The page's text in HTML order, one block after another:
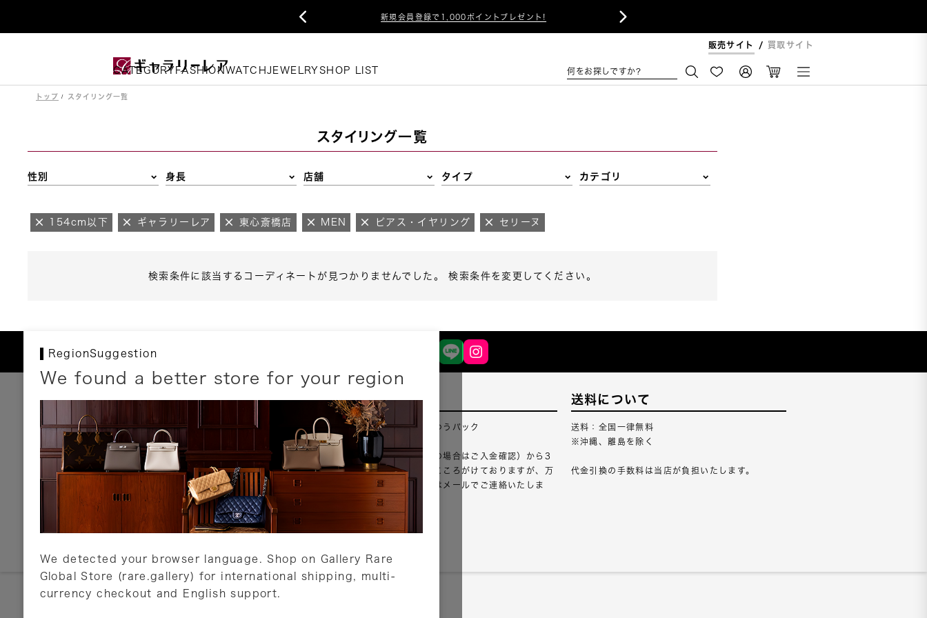
新規会員登録で1,000ポイントプレゼント!
 
販売サイト 買取サイト
CATEGORY FASHIONWATCHJEWELRY SHOP LIST 何をお探しですか?
トップ スタイリング一覧
スタイリング一覧
性別 身長 店舗 タイプ カテゴリ
154cm以下 ギャラリーレア 東心斎橋店 MEN ピアス・イヤリング セリーヌ
検索条件に該当するコーディネートが見つかりませんでした。 検索条件を変更してください。
RegionSuggestion
We found a better store for your region
We detected your browser language. Shop on Gallery Rare
Global Store (rare.gallery) for international shipping, multi-
currency checkout and English support.
お支払いについて
以下のお支払方法が利用可能です。
クレジットカード
ショッピングローン
銀行振込・郵便振替
代金引換
Amazon Pay
PayPay
店頭支払い
詳しくはこちら
配送について
配送業者：佐川急便・ゆうパック
ご注文確認（銀行振込の場合はご入金確認）から3
営業日以内のご出荷をこころがけておりますが、万
が一出荷が遅れる場合はメールでご連絡いたしま
詳しくはこちら
送料について
送料：全国一律無料
※沖縄、離島を除く
代金引換の手数料は当店が負担いたします。